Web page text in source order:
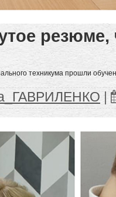
техникума прошли